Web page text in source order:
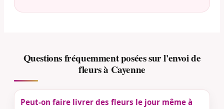
Questions fréquemment posées sur l'envoi de
fleurs à Cayenne
Peut-on faire livrer des fleurs le jour même à